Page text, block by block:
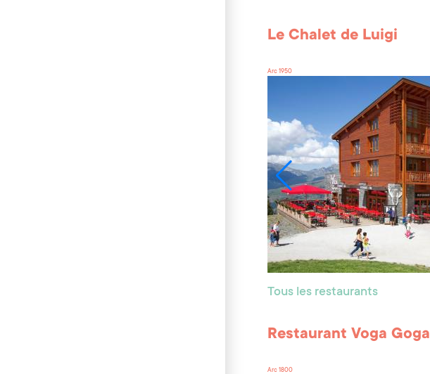
Le Chalet de Luigi
Arc 1950
Tous les restaurants
Restaurant Voga Goga
Arc 1800